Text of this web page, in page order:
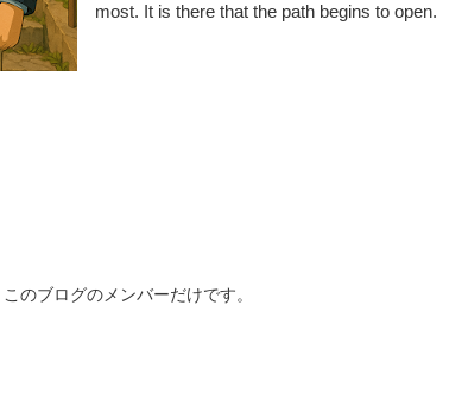
most. It is there that the path begins to open.
のブログのメンバーだけです。